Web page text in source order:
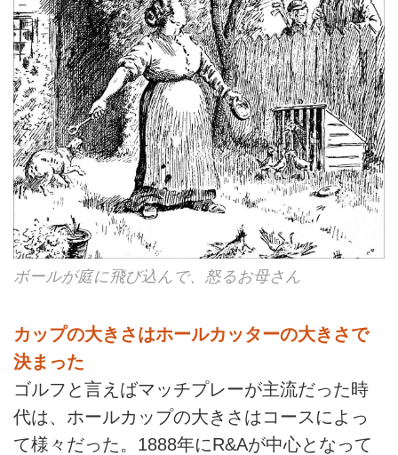
ボールが庭に飛び込んで、怒るお母さん
カップの大きさはホールカッターの大きさで
決まった
ゴルフと言えばマッチプレーが主流だった時
代は、ホールカップの大きさはコースによっ
て様々だった。1888年にR&Aが中心となって